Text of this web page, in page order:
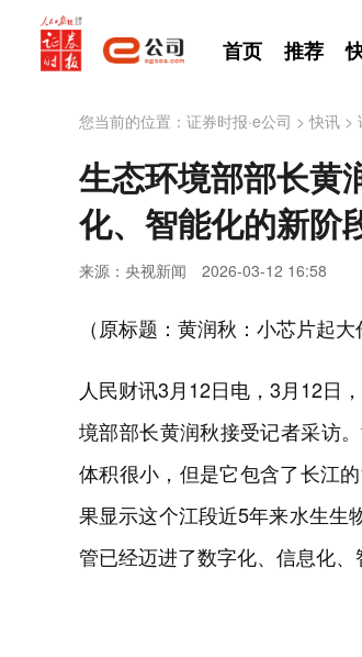
首页 推荐
您当前的位置： 证券时报·e公司 >快讯 >
生态环境部部长黄
化、智能化的新阶
来源：央视新闻 2026-03-12 16:58
（原标题：黄润秋：小芯片起
人民财讯3月12日电，3月12日
境部部长黄润秋接受记者采访
体积很小，但是它包含了长江
果显示这个江段近5年来水生生
管已经迈进了数字化、信息化、